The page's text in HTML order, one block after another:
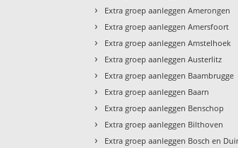
› Extra groep aanleggen Amerongen
› Extra groep aanleggen Amersfoort
› Extra groep aanleggen Amstelhoek
› Extra groep aanleggen Austerlitz
› Extra groep aanleggen Baambrugge
› Extra groep aanleggen Baarn
› Extra groep aanleggen Benschop
› Extra groep aanleggen Bilthoven
› Extra groep aanleggen Bosch en